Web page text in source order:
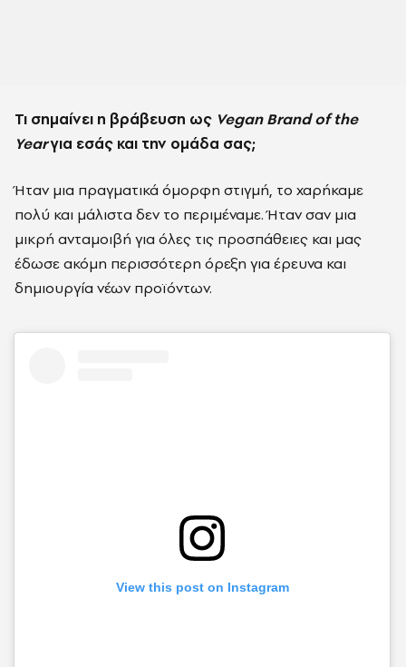
Τι σημαίνει η βράβευση ως Vegan Brand of the
Yearγια εσάς και την ομάδα σας;
Ήταν μια πραγματικά όμορφη στιγμή, το χαρήκαμε
πολύ και μάλιστα δεν το περιμέναμε. Ήταν σαν μια
μικρή ανταμοιβή για όλες τις προσπάθειες και μας
έδωσε ακόμη περισσότερη όρεξη για έρευνα και
δημιουργία νέων προϊόντων.
View this post on Instagram